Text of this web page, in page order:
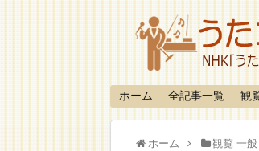
ホーム 全記事一覧 観
ホーム 観覧 一般